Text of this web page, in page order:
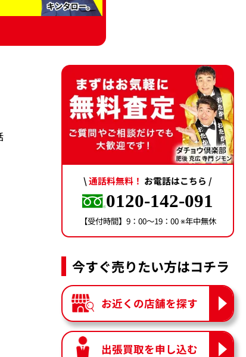
\通話料無料！ お電話はこちら /
0120-142-091
【受付時間】9：00〜19：00 ※年中無休
今すぐ売りたい方はコチラ
お近くの店舗を探す
出張買取を申し込む